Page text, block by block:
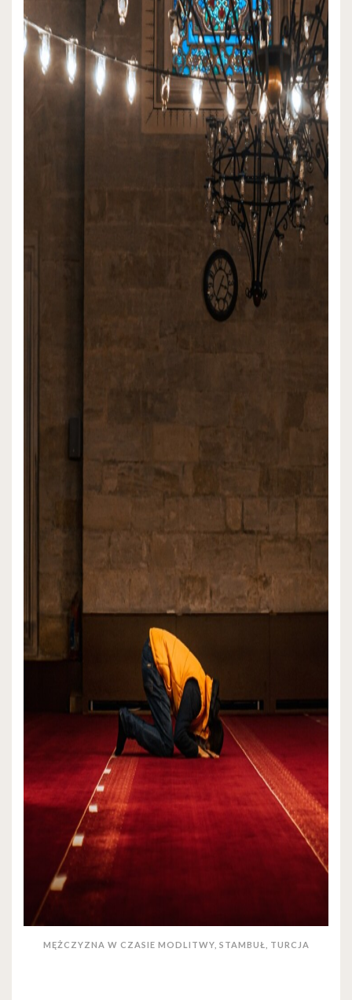
MĘŻCZYZNA W CZASIE MODLITWY, STAMBUŁ, TURCJA